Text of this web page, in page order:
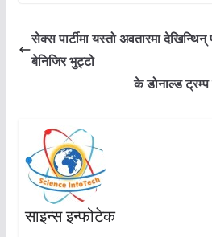
सेक्स पार्टीमा यस्तो अवतारमा देखिन्थिन्
बेनिजिर भुट्टो
के डोनाल्ड ट्रम्प
साइन्स इन्फोटेक